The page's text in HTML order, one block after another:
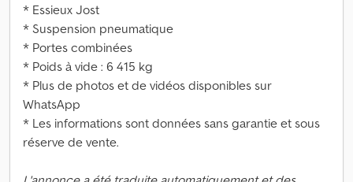
* Essieux Jost
* Suspension pneumatique
* Portes combinées
* Poids à vide : 6 415 kg
* Plus de photos et de vidéos disponibles sur
WhatsApp
* Les informations sont données sans garantie et sous
réserve de vente.